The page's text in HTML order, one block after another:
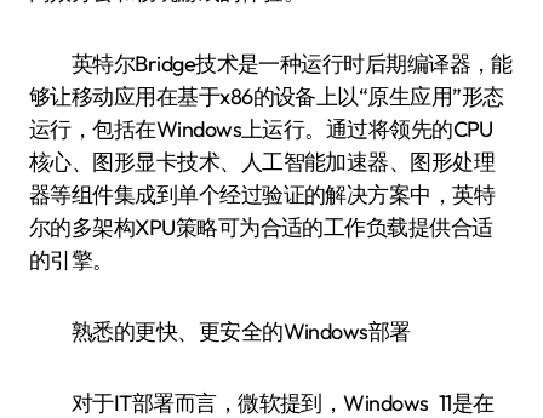
英特尔Bridge技术是一种运行时后期编译器，能
够让移动应用在基于x86的设备上以“原生应用”形态
运行，包括在Windows上运行。通过将领先的CPU
核心、图形显卡技术、人工智能加速器、图形处理
器等组件集成到单个经过验证的解决方案中，英特
尔的多架构XPU策略可为合适的工作负载提供合适
的引擎。
熟悉的更快、更安全的Windows部署
对于IT部署而言，微软提到，Windows 11是在